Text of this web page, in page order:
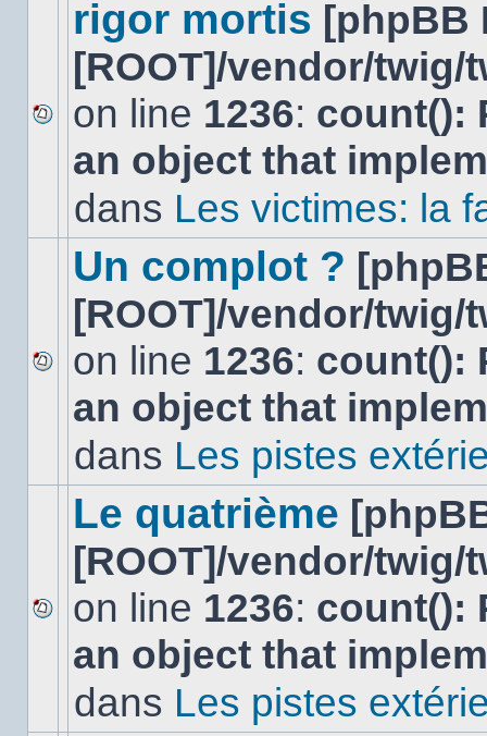
Aucun
nouveau
message
sujet.
rigor mortis [phpBB
[ROOT]/vendor/
on line 1236: count():
an object that
dans Les victimes: la
Aucun
nouveau
message
Un complot ?
[ROOT]/vendor/
on line 1236: count():
an object that
dans Les pistes
Aucun
nouveau
message
Le quatrième
[ROOT]/vendor/
on line 1236: count():
an object that
dans Les pistes